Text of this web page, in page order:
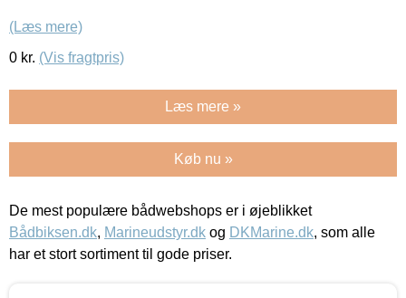
(Læs mere)
0 kr. (Vis fragtpris)
Læs mere »
Køb nu »
De mest populære bådwebshops er i øjeblikket
Bådbiksen.dk, Marineudstyr.dk og DKMarine.dk, som alle
har et stort sortiment til gode priser.